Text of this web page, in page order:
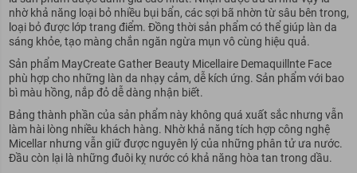
nhờ khả năng loại bỏ nhiều bụi bẩn, các sợi bã nhờn từ sâu bên trong,
loại bỏ được lớp trang điểm. Đồng thời sản phẩm có thể giúp làn da
sáng khỏe, tạo màng chắn ngăn ngừa mụn vô cùng hiệu quả.
Sản phẩm MayCreate Gather Beauty Micellaire Demaquillnte Face
phù hợp cho những làn da nhạy cảm, dễ kích ứng. Sản phẩm với bao
bì màu hồng, nắp đỏ dễ dàng nhận biết.
Bảng thành phần của sản phẩm này không quá xuất sắc nhưng vẫn
làm hài lòng nhiều khách hàng. Nhờ khả năng tích hợp công nghệ
Micellar nhưng vẫn giữ được nguyên lý của những phân tử ưa nước.
Đầu còn lại là những đuôi kỵ nước có khả năng hòa tan trong dầu.